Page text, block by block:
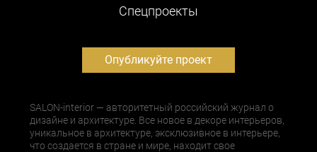
Cпецпроекты
Опубликуйте проект
SALON-interior — авторитетный российский журнал о
дизайне и архитектуре. Все новое в декоре интерьеров,
уникальное в архитектуре, эксклюзивное в интерьере,
что создается в стране и мире, находит свое